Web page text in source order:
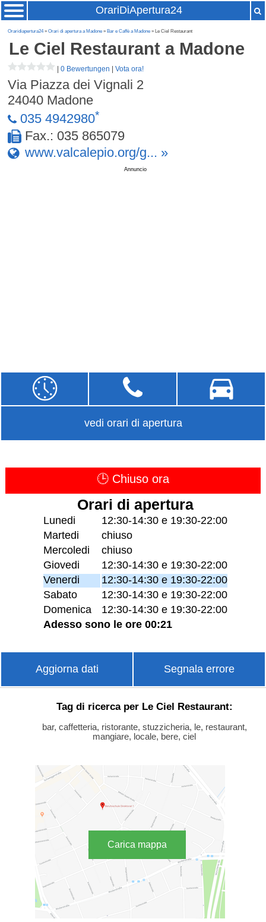
OrariDiApertura24
Oraridiapertura24»Orari di apertura a Madone » Bar e Caffè a Madone » Le Ciel Restaurant
Le Ciel Restaurant a Madone
|0 Bewertungen |Vota ora!
Via Piazza dei Vignali 2
24040 Madone
035 4942980*
Fax.: 035 865079
www.valcalepio.org/g... »
Annuncio
vedi orari di apertura
🕒 Chiuso ora
Orari di apertura
Lunedi
12:30-14:30 e 19:30-22:00
Martedi
chiuso
Mercoledi
chiuso
Giovedi
12:30-14:30 e 19:30-22:00
Venerdi
12:30-14:30 e 19:30-22:00
Sabato
12:30-14:30 e 19:30-22:00
Domenica
12:30-14:30 e 19:30-22:00
Adesso sono le ore 00:21
Aggiorna dati Segnala errore
Tag di ricerca per Le Ciel Restaurant:
bar, caffetteria, ristorante, stuzzicheria, le, restaurant,
mangiare, locale, bere, ciel
Carica mappa